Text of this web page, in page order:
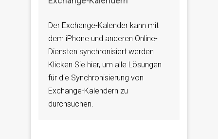
Der Exchange-Kalender kann mit
dem iPhone und anderen Online-
Diensten synchronisiert werden.
Klicken Sie hier, um alle Lösungen
für die Synchronisierung von
Exchange-Kalendern zu
durchsuchen.